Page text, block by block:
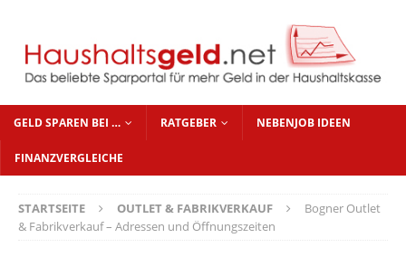
GELD SPAREN BEI … RATGEBER NEBENJOB IDEEN
FINANZVERGLEICHE
STARTSEITE OUTLET & FABRIKVERKAUF
Bogner Outlet
& Fabrikverkauf – Adressen und Öffnungszeiten